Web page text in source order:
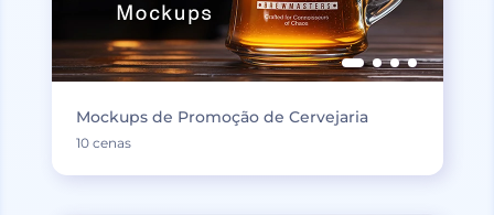
Mockups de Promoção de Cervejaria
10 cenas